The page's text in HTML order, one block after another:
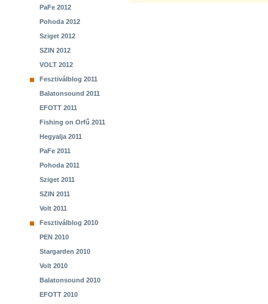
PaFe 2012
Pohoda 2012
Sziget 2012
SZIN 2012
VOLT 2012
Fesztiválblog 2011
Balatonsound 2011
EFOTT 2011
Fishing on Orfű 2011
Hegyalja 2011
PaFe 2011
Pohoda 2011
Sziget 2011
SZIN 2011
Volt 2011
Fesztiválblog 2010
PEN 2010
Stargarden 2010
Volt 2010
Balatonsound 2010
EFOTT 2010